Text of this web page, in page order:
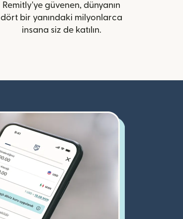
Remitly'ye güvenen, dünyanın
dört bir yanındaki milyonlarca
insana siz de katılın.